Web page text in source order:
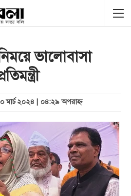
ভালোবাসা
মার্চ ২০২৪ | ০৪:২৯ অপরাহ্ণ